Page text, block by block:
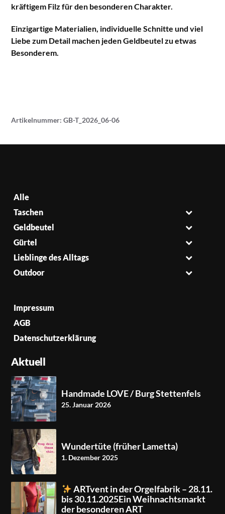
kräftigem Filz für den besonderen Charakter.
Einzigartige Materialien, individuelle Schnitte und viel
Liebe zum Detail machen jeden Geldbeutel zu etwas
Besonderem.
Artikelnummer:GB-T_2026_06-06
Alle
Taschen
Geldbeutel
Gürtel
Lieblinge des Alltags
Outdoor
Impressum
AGB
Datenschutzerklärung
Aktuell
Handmade LOVE / Burg Stettenfels
25. Januar 2026
Wundertüte (früher Lametta)
1. Dezember 2025
ARTvent in der Orgelfabrik – 28.11.
bis 30.11.2025Ein Weihnachtsmarkt
der besonderen ART